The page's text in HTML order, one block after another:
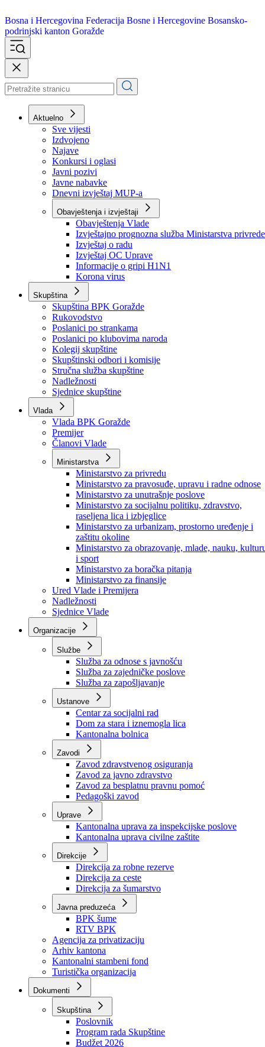
Bosna i Hercegovina
podrinjski kanton Goražde
Aktuelno
Sve vijesti
Izdvojeno
Najave
Konkursi i oglasi
Javni pozivi
Javne nabavke
Dnevni izvještaj MUP-a
Obavještenja i izvještaji
Obavještenja Vlade
Izvještajno prognozna služba Ministarstva privrede
Izvještaj o radu
Izvještaj OC Uprave
Informacije o gripi H1N1
Korona virus
Skupština
Skupština BPK Goražde
Rukovodstvo
Poslanici po strankama
Poslanici po klubovima naroda
Kolegij skupštine
Skupštinski odbori i komisije
Stručna služba skupštine
Nadležnosti
Sjednice skupštine
Vlada
Vlada BPK Goražde
Premijer
Članovi Vlade
Ministarstva
Ministarstvo za privredu
Ministarstvo za pravosuđe, upravu i radne odnose
Ministarstvo za unutrašnje poslove
Ministarstvo za socijalnu politiku, zdravstvo,
raseljena lica i izbjeglice
Ministarstvo za urbanizam, prostorno uređenje i
zaštitu okoline
Ministarstvo za obrazovanje, mlade, nauku,
i sport
Ministarstvo za boračka pitanja
Ministarstvo za finansije
Ured Vlade i Premijera
Nadležnosti
Sjednice Vlade
Organizacije
Službe
Služba za odnose s javnošću
Služba za zajedničke poslove
Služba za zapošljavanje
Ustanove
Centar za socijalni rad
Dom za stara i iznemogla lica
Kantonalna bolnica
Zavodi
Zavod zdravstvenog osiguranja
Zavod za javno zdravstvo
Zavod za besplatnu pravnu pomoć
Pedagoški zavod
Kantonalna uprava za inspekcijske poslove
Kantonalna uprava civilne zaštite
Direkcije
Direkcija za robne rezerve
Direkcija za ceste
Direkcija za šumarstvo
Javna preduzeća
BPK šume
RTV BPK
Agencija za privatizaciju
Arhiv kantona
Kantonalni stambeni fond
Turistička organizacija
Dokumenti
Skupština